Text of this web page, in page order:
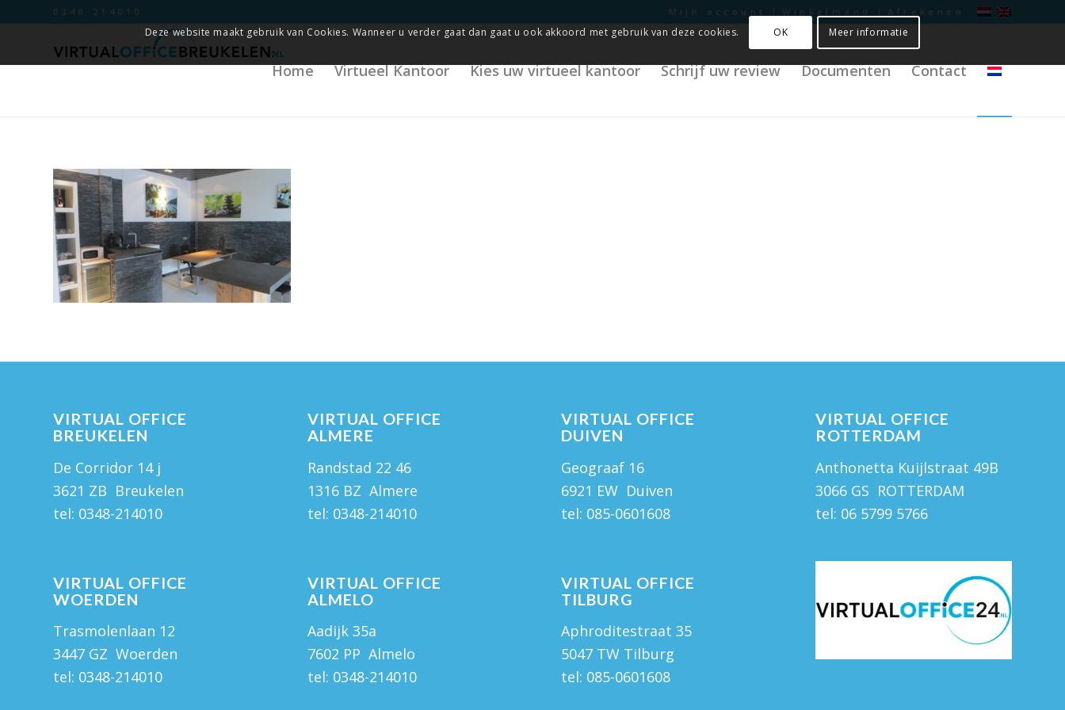
Mijn account Winkelmand Afrekenen
0348-214010
Home Virtueel Kantoor Kies uw virtueel kantoor Schrijf uw review Documenten Contact
VIRTUAL OFFICE
BREUKELEN
De Corridor 14 j
3621 ZB Breukelen
tel: 0348-214010
VIRTUAL OFFICE
WOERDEN
Trasmolenlaan 12
3447 GZ Woerden
tel: 0348-214010
VIRTUAL OFFICE
ALMERE
Randstad 22 46
1316 BZ Almere
tel: 0348-214010
VIRTUAL OFFICE
ALMELO
Aadijk 35a
7602 PP Almelo
tel: 0348-214010
VIRTUAL OFFICE
DUIVEN
Geograaf 16
6921 EW Duiven
tel: 085-0601608
VIRTUAL OFFICE
TILBURG
Aphroditestraat 35
5047 TW Tilburg
tel: 085-0601608
VIRTUAL OFFICE
ROTTERDAM
Anthonetta Kuijlstraat 49B
3066 GS ROTTERDAM
tel: 06 5799 5766
Deze website maakt gebruik van Cookies. Wanneer u verder gaat dan gaat u ook akkoord met gebruik van deze cookies. OK Meer informatie